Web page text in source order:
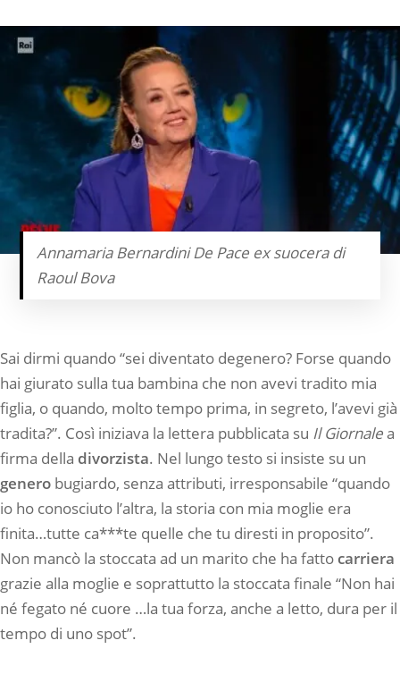
Annamaria Bernardini De Pace ex suocera di
Raoul Bova
Sai dirmi quando “sei diventato degenero? Forse quando
hai giurato sulla tua bambina che non avevi tradito mia
figlia, o quando, molto tempo prima, in segreto, l’avevi già
tradita?”. Così iniziava la lettera pubblicata su Il Giornalea
firma della divorzista. Nel lungo testo si insiste su un
genero bugiardo, senza attributi, irresponsabile “quando
io ho conosciuto l’altra, la storia con mia moglie era
finita…tutte ca***te quelle che tu diresti in proposito”.
Non mancò la stoccata ad un marito che ha fatto carriera
grazie alla moglie e soprattutto la stoccata finale “Non hai
né fegato né cuore …la tua forza, anche a letto, dura per il
tempo di uno spot”.